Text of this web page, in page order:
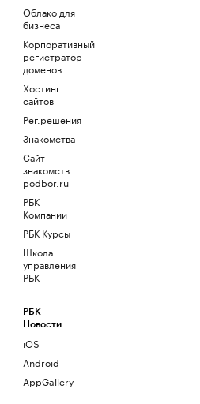
Облако для
бизнеса
Корпоративный
регистратор
доменов
Хостинг
сайтов
Рег.решения
Знакомства
Сайт
знакомств
podbor.ru
РБК
Компании
РБК Курсы
Школа
управления
РБК
РБК
Новости
iOS
Android
AppGallery